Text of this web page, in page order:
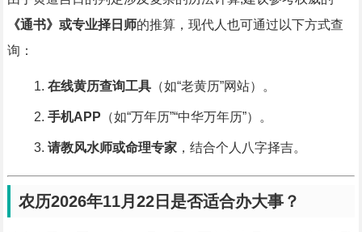
《通书》或专业择日师的推算，现代人也可通过以下方式查
询：
在线黄历查询工具（如“老黄历”网站）。
手机APP （如“万年历”“中华万年历”）。
请教风水师或命理专家，结合个人八字择吉。
农历2026年11月22日是否适合办大事？